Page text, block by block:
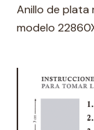
Anillo de plata
modelo